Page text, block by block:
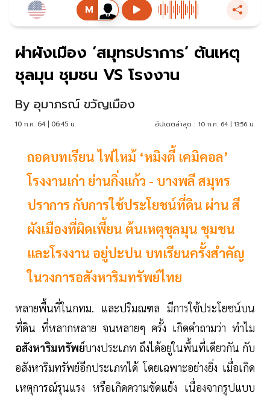
ผ่าผังเมือง ‘สมุทรปราการ’ ต้นเหตุ
ชุลมุน ชุมชน VS โรงงาน
By อุมาภรณ์ ขวัญเมือง
10 ก.ค. 64 | 06:45 น. อัปเดตล่าสุด : 10 ก.ค. 64 | 13:56 น.
ถอดบทเรียน ไฟไหม้ ‘หมิงตี้ เคมิคอล’
โรงงานเก่า ย่านกิ่งแก้ว - บางพลี สมุทร
ปราการ กับการใช้ประโยชน์ที่ดิน ผ่าน สี
ผังเมืองที่ผิดเพี้ยน ต้นเหตุชุลมุน ชุมชน
และโรงงาน อยู่ปะปน บทเรียนครั้งสำคัญ
ในวงการอสังหาริมทรัพย์ไทย
หลายพื้นที่ในกทม. และปริมณฑล มีการใช้ประโยชน์บน
ที่ดิน ที่หลากหลาย จนหลายๆ ครั้ง เกิดคำถามว่า ทำไม
อสังหาริมทรัพย์บางประเภท ถึงได้อยู่ในพื้นที่เดียวกัน กับ
อสังหาริมทรัพย์อีกประเภทได้ โดยเฉพาะอย่างยิ่ง เมื่อเกิด
เหตุการณ์รุนแรง หรือเกิดความขัดแย้ง เนื่องจากรูปแบบ